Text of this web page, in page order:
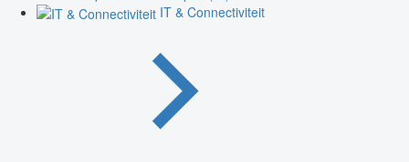
IT & Connectiviteit